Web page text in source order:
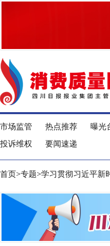
市场监管 热点推荐
曝光
投诉维权
要闻速递
首页>专题>学习贯彻习近平新